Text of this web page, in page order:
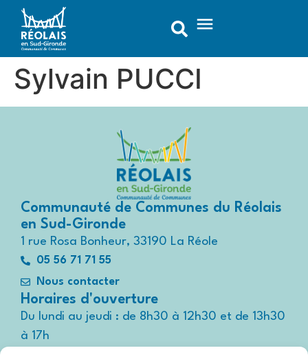
principal
Sylvain PUCCI
Communauté de Communes du Réolais
en Sud-Gironde
1 rue Rosa Bonheur, 33190 La Réole
05 56 71 71 55
Nous contacter
Horaires d'ouverture
Du lundi au jeudi : de 8h30 à 12h30 et de 13h30
à 17h